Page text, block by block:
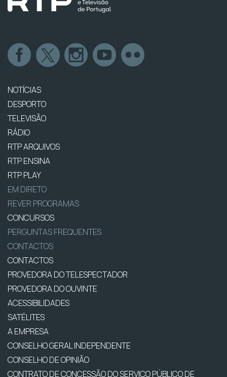
NOTÍCIAS
DESPORTO
TELEVISÃO
RÁDIO
RTP ARQUIVOS
RTP ENSINA
RTP PLAY
EM DIRETO
REVER PROGRAMAS
CONCURSOS
PERGUNTAS FREQUENTES
CONTACTOS
CONTACTOS
PROVEDORA DO TELESPECTADOR
PROVEDORA DO OUVINTE
ACESSIBILIDADES
SATÉLITES
A EMPRESA
CONSELHO GERAL INDEPENDENTE
CONSELHO DE OPINIÃO
CONTRATO DE CONCESSÃO DO SERVIÇO PÚBLICO DE